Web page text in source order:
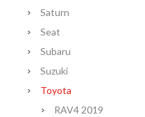
Saturn
Seat
Subaru
Suzuki
Toyota
RAV4 2019